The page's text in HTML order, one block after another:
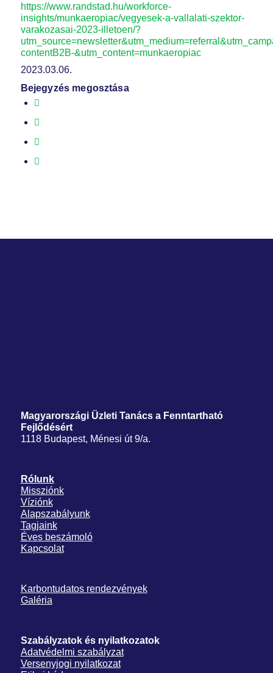
https://www.randstad.hu/workforce-
insights/munkaeropiac/vegyesek-a-vallalati-szektor-
varakozasai-2023-illetoen/?
contentB2B-&utm_content=munkaeropiac
2023.03.06.
Bejegyzés megosztása
Magyarországi Üzleti Tanács a Fenntartható
Fejlődésért
1118 Budapest, Ménesi út 9/a.
Rólunk
Missziónk
Víziónk
Alapszabályunk
Tagjaink
Éves beszámoló
Kapcsolat
Karbontudatos rendezvények
Galéria
Szabályzatok és nyilatkozatok
Adatvédelmi szabályzat
Versenyjogi nyilatkozat